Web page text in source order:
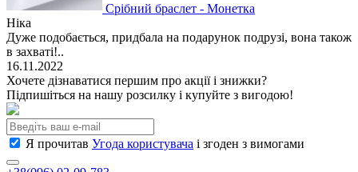
Срібний браслет - Монетка
Ніка
Дуже подобається, придбала на подарунок подрузі, вона також
в захваті!..
16.11.2022
Хочете дізнаватися першим про акції і знижки?
Підпишіться на нашу розсилку і купуйте з вигодою!
Я прочитав Угода користувача і згоден з вимогами